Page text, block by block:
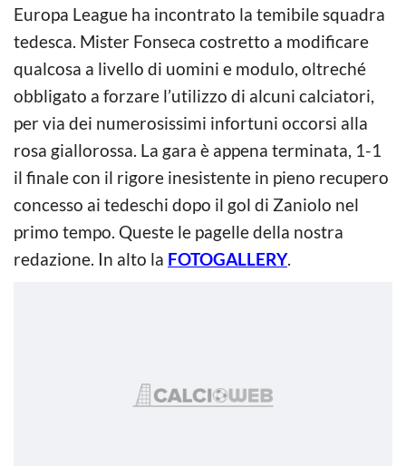
Europa League ha incontrato la temibile squadra
tedesca. Mister Fonseca costretto a modificare
qualcosa a livello di uomini e modulo, oltreché
obbligato a forzare l’utilizzo di alcuni calciatori,
per via dei numerosissimi infortuni occorsi alla
rosa giallorossa. La gara è appena terminata, 1-1
il finale con il rigore inesistente in pieno recupero
concesso ai tedeschi dopo il gol di Zaniolo nel
primo tempo. Queste le pagelle della nostra
redazione. In alto la FOTOGALLERY.